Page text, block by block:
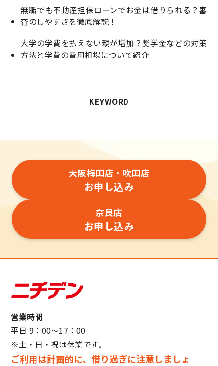
無職でも不動産担保ローンでお金は借りられる？審
査のしやすさを徹底解説！
大学の学費を払えない親が増加？奨学金などの対策
方法と学費の費用相場について紹介
KEYWORD
大阪梅田店・吹田店
お申し込み
奈良店
お申し込み
営業時間
平日 9：00～17：00
※土・日・祝は休業です。
ご利用は計画的に、借り過ぎに注意しましょ